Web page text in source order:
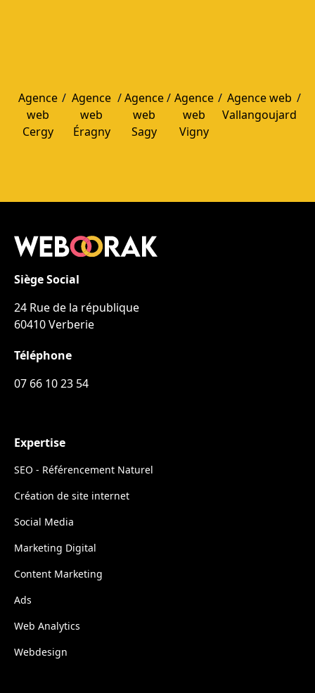
Agence
web
Cergy
/ Agence
web
Éragny
/Agence
web
Sagy
/ Agence
web
Vigny
/ Agence web
Vallangoujard
/
Siège Social
24 Rue de la république
60410 Verberie
Téléphone
07 66 10 23 54
Expertise
SEO - Référencement Naturel
Création de site internet
Social Media
Marketing Digital
Content Marketing
Ads
Web Analytics
Webdesign